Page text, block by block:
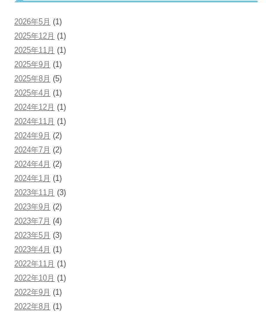
2026年5月 (1)
2025年12月 (1)
2025年11月 (1)
2025年9月 (1)
2025年8月 (5)
2025年4月 (1)
2024年12月 (1)
2024年11月 (1)
2024年9月 (2)
2024年7月 (2)
2024年4月 (2)
2024年1月 (1)
2023年11月 (3)
2023年9月 (2)
2023年7月 (4)
2023年5月 (3)
2023年4月 (1)
2022年11月 (1)
2022年10月 (1)
2022年9月 (1)
2022年8月 (1)